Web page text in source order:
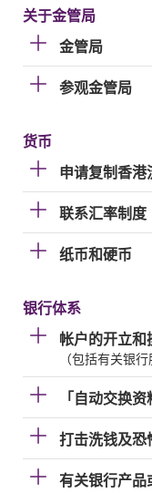
关于金管局
金管局
参观金管局
货币
申请复制香港
联系汇率制度
纸币和硬币
银行体系
帐户的开立和
（包括有关银
「自动交换
打击洗钱及恐
有关银行产品